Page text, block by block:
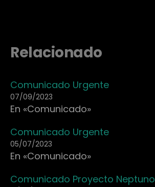
Relacionado
Comunicado Urgente
07/09/2023
En «Comunicado»
Comunicado Urgente
05/07/2023
En «Comunicado»
Comunicado Proyecto Neptuno